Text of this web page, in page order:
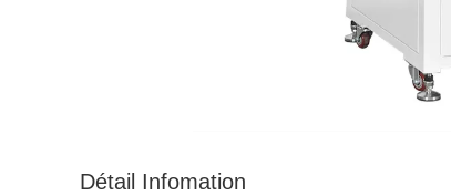
Détail Infomation